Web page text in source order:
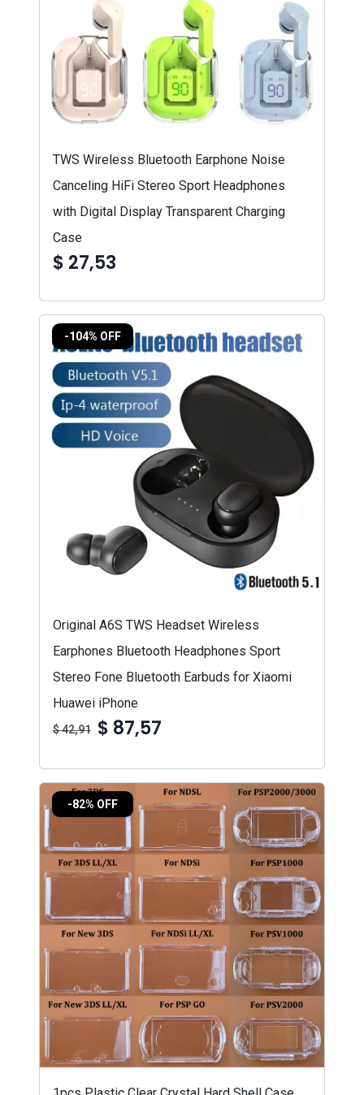
TWS Wireless Bluetooth Earphone Noise
Canceling HiFi Stereo Sport Headphones
with Digital Display Transparent Charging
Case
$ 27,53
-104% OFF
Original A6S TWS Headset Wireless
Earphones Bluetooth Headphones Sport
Stereo Fone Bluetooth Earbuds for Xiaomi
Huawei iPhone
$ 42,91 $ 87,57
-82% OFF